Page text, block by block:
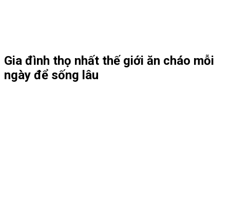
Gia đình thọ nhất thế giới ăn cháo mỗi
ngày để sống lâu